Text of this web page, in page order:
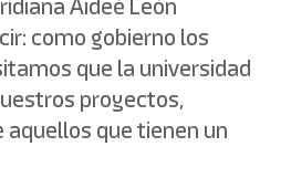
como gobierno los
que la universidad
proyectos,
que tienen un